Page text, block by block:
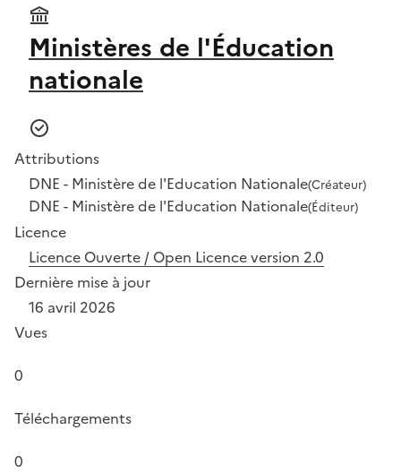
Ministères de l'Éducation
nationale
Attributions
DNE - Ministère de l'Education Nationale(Créateur)
DNE - Ministère de l'Education Nationale(Éditeur)
Licence
Licence Ouverte / Open Licence version 2.0
Dernière mise à jour
16 avril 2026
Vues
0
Téléchargements
0